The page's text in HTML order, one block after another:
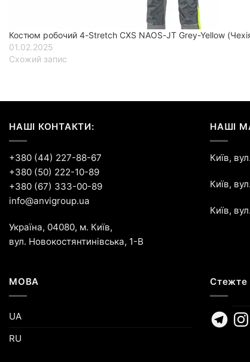
Костюм робочий 4-Stretch CXS NAOS-JT Grey-Yellow
01.02.2025
Схожий запис
НАШІ КОНТАКТИ:
+380 (44) 227-88-67
+380 (50) 222-10-89
+380 (67) 333-00-89
info@anvigroup.ua
Україна, 04080, м. Київ,
вул. Новокостянтинівська, 1-В
НАШІ
Київ,
Київ,
Київ,
МОВА
UA
RU
Стежте
Telegram